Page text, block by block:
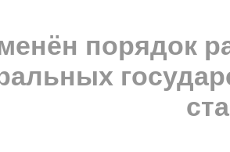
порядок